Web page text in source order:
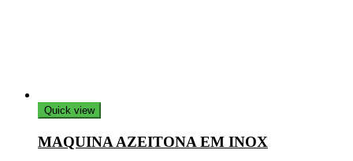
Quick view
MAQUINA AZEITONA EM INOX